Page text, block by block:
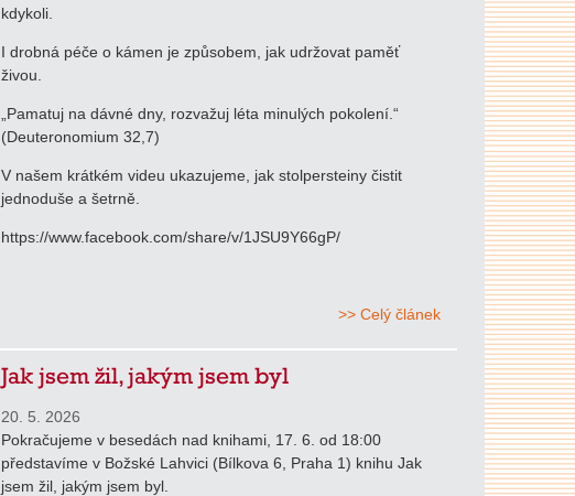
kdykoli.
I drobná péče o kámen je způsobem, jak udržovat paměť
živou.
„Pamatuj na dávné dny, rozvažuj léta minulých pokolení.“
(Deuteronomium 32,7)
V našem krátkém videu ukazujeme, jak stolpersteiny čistit
jednoduše a šetrně.
https://www.facebook.com/share/v/1JSU9Y66gP/
>> Celý článek
Jak jsem žil, jakým jsem byl
20. 5. 2026
Pokračujeme v besedách nad knihami, 17. 6. od 18:00
představíme v Božské Lahvici (Bílkova 6, Praha 1) knihu Jak
jsem žil, jakým jsem byl.